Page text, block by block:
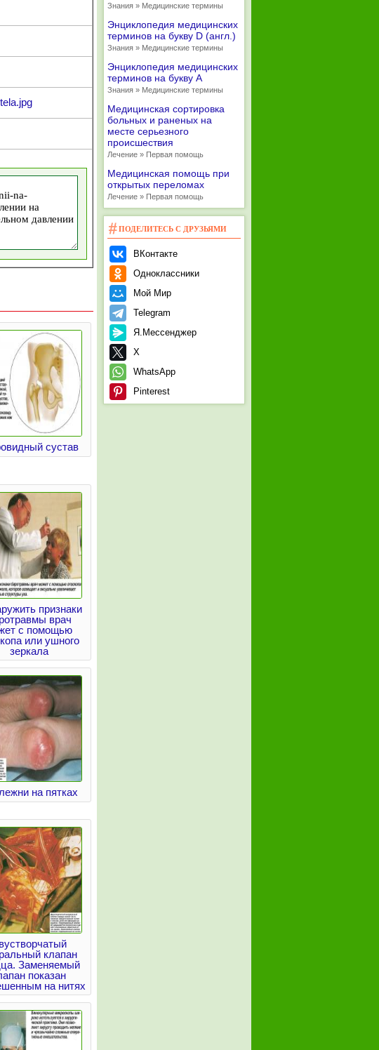
сустав
признаки
врач
с помощью
или ушного
зеркала
на пятках
клапан
Заменяемый
показан
на нитях
Знания » Медицинские термины
Энциклопедия медицинских
терминов на букву D (англ.)
Знания » Медицинские термины
Энциклопедия медицинских
терминов на букву А
Знания » Медицинские термины
Медицинская сортировка
больных и раненых на
месте серьезного
происшествия
Лечение » Первая помощь
Медицинская помощь при
открытых переломах
Лечение » Первая помощь
ПОДЕЛИТЕСЬ С ДРУЗЬЯМИ
ВКонтакте
Одноклассники
Мой Мир
Telegram
Я.Мессенджер
X
WhatsApp
Pinterest